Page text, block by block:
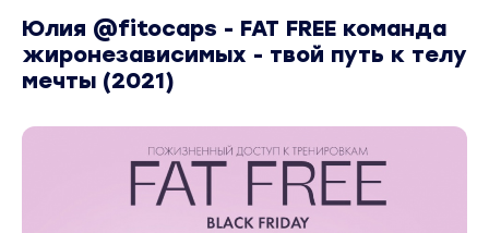
Юлия @fitocaps - FAT FREE команда
жиронезависимых - твой путь к телу
мечты (2021)